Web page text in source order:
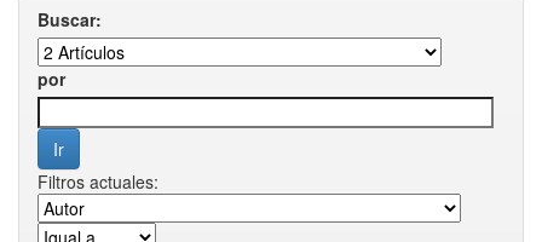
Buscar:
por
Filtros actuales: